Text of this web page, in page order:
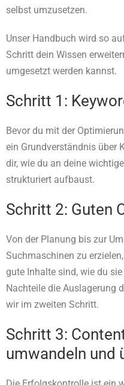
selbst umzusetzen.
Unser Handbuch wird so
Schritt dein Wissen
umgesetzt werden kannst.
Schritt 1:
Bevor du mit der
ein Grundverständnis über
dir, wie du an deine
strukturiert aufbaust.
Schritt 2: Guten
Von der Planung bis zur
Suchmaschinen zu
gute Inhalte sind, wie du
Nachteile die Auslagerung
wir im zweiten Schritt.
Schritt 3:
umwandeln und